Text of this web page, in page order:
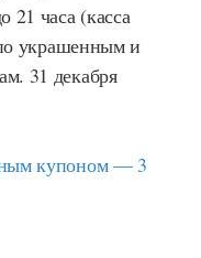
21 часа (касса
украшенным и
31 декабря
купоном — 3